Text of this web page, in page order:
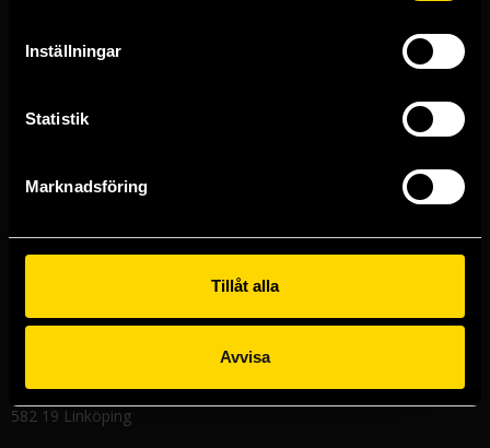
Inställningar
Statistik
Marknadsföring
Tillåt alla
Avvisa
Butiker & kundtjänst
Stockholmsbutiken
Västerlånggatan 48
Göteborgsbutiken
411 19 Göteborg
211 43 Malmö
Nygatan 20
582 19 Linköping